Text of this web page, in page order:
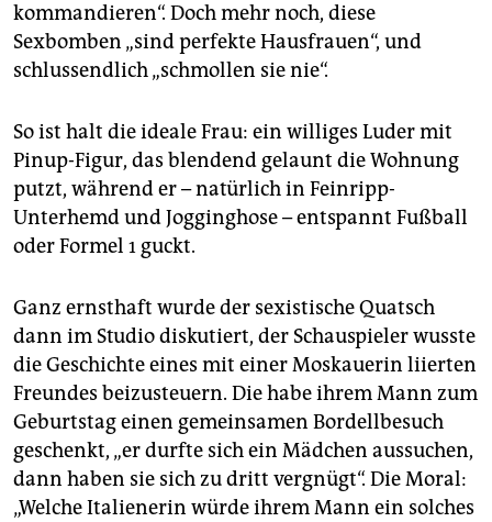
kommandieren“. Doch mehr noch, diese
Sexbomben „sind perfekte Hausfrauen“, und
schlussendlich „schmollen sie nie“.
So ist halt die ideale Frau: ein williges Luder mit
Pinup-Figur, das blendend gelaunt die Wohnung
putzt, während er – natürlich in Feinripp-
Unterhemd und Jogginghose – entspannt Fußball
oder Formel 1 guckt.
Ganz ernsthaft wurde der sexistische Quatsch
dann im Studio diskutiert, der Schauspieler wusste
die Geschichte eines mit einer Moskauerin liierten
Freundes beizusteuern. Die habe ihrem Mann zum
Geburtstag einen gemeinsamen Bordellbesuch
geschenkt, „er durfte sich ein Mädchen aussuchen,
dann haben sie sich zu dritt vergnügt“. Die Moral:
„Welche Italienerin würde ihrem Mann ein solches